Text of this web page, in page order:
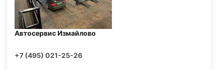
Автосервис Измайлово
+7 (495) 021-25-26